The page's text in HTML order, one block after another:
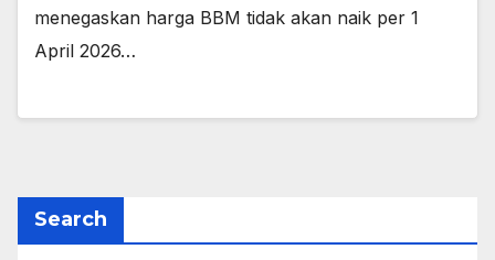
menegaskan harga BBM tidak akan naik per 1
April 2026…
Search